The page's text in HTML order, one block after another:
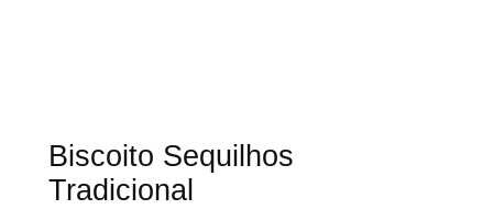
Biscoito Sequilhos
Tradicional